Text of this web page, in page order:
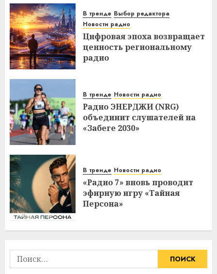
В тренде Выбор редактора
Новости радио
Цифровая эпоха возвращает
ценность региональному
радио
В тренде Новости радио
Радио ЭНЕРДЖИ (NRG)
объединит слушателей на
«Забеге 2030»
В тренде Новости радио
«Радио 7» вновь проводит
эфирную игру «Тайная
Персона»
Найти: